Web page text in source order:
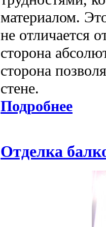
материалом.
не отличается
сторона
сторона
стене.
Подробнее
Отделка